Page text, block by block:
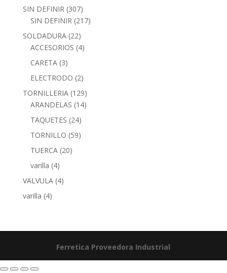
SIN DEFINIR (307)
SIN DEFINIR (217)
SOLDADURA (22)
ACCESORIOS (4)
CARETA (3)
ELECTRODO (2)
TORNILLERIA (129)
ARANDELAS (14)
TAQUETES (24)
TORNILLO (59)
TUERCA (20)
varilla (4)
VALVULA (4)
varilla (4)
Ferretica Proveedora Industrial